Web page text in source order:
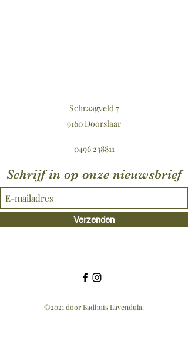
Schraagveld 7
9160 Doorslaar
0496 238811
Schrijf in op onze nieuwsbrief
Verzenden
©2021 door Badhuis Lavendula.